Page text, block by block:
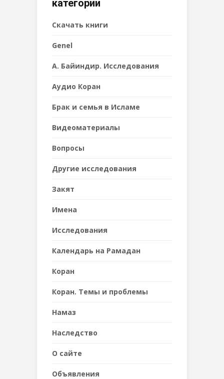
категории
Cкачать книги
Genel
А. Байиндир. Исследования
Аудио Коран
Брак и семья в Исламе
Видеоматериалы
Вопросы
Другие исследования
Закят
Имена
Исследования
Календарь на Рамадан
Коран
Коран. Темы и проблемы
Намаз
Наследствo
О сайте
Объявления